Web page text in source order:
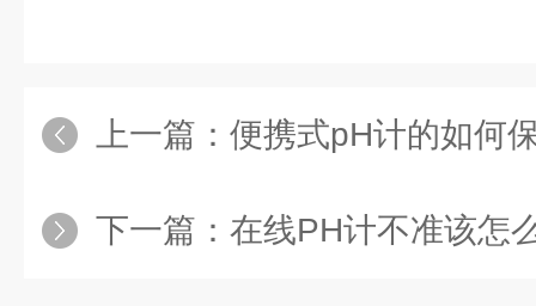
上一篇： 便携式pH计的如何
下一篇： 在线PH计不准该怎